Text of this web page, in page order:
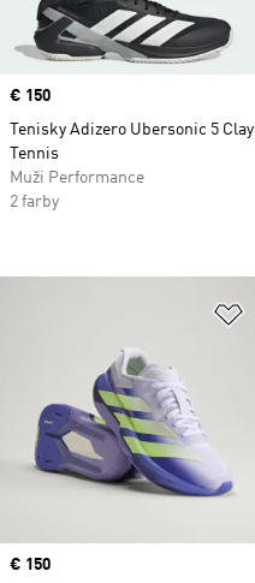
Price
€ 150
Tenisky Adizero Ubersonic 5 Clay
Tennis
Muži Performance
2 farby
Price
€ 150